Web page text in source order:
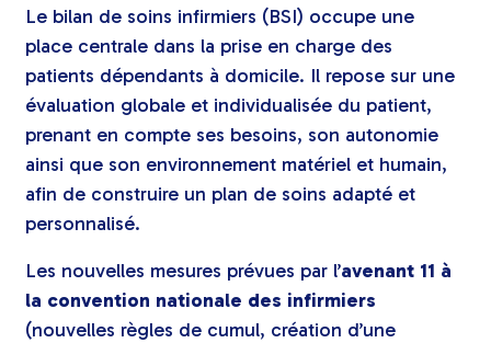
Le bilan de soins infirmiers (BSI) occupe une
place centrale dans la prise en charge des
patients dépendants à domicile. Il repose sur une
évaluation globale et individualisée du patient,
prenant en compte ses besoins, son autonomie
ainsi que son environnement matériel et humain,
afin de construire un plan de soins adapté et
personnalisé.
Les nouvelles mesures prévues par l’avenant 11 à
la convention nationale des infirmiers
(nouvelles règles de cumul, création d’une